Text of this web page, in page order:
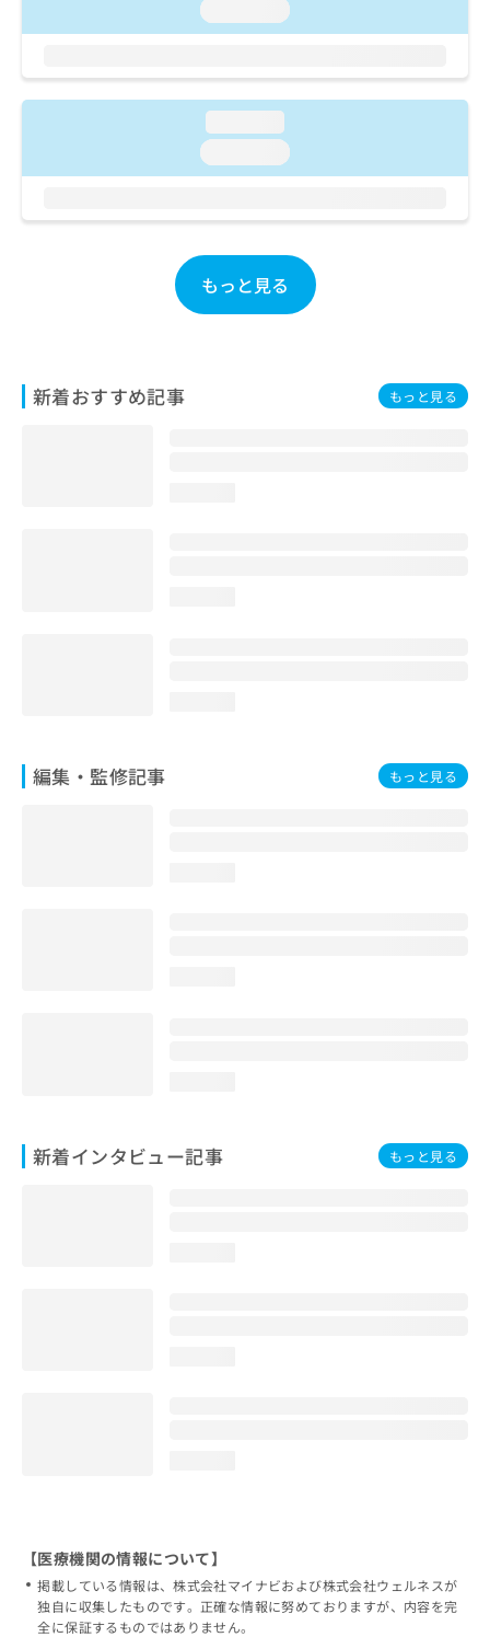
もっと見る
新着おすすめ記事 もっと見る
編集・監修記事 もっと見る
新着インタビュー記事 もっと見る
問
合
わ
【医療機関の情報について】
掲載している情報は、株式会社マイナビおよび株式会社ウェルネスが
独自に収集したものです。正確な情報に努めておりますが、内容を完
全に保証するものではありません。